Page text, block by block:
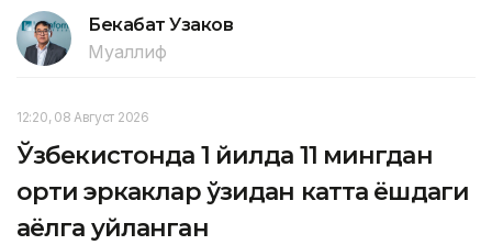
Бекабат Узаков
Муаллиф
12:20, 08 Август 2026
Ўзбекистонда 1 йилда 11 мингдан
ортиқ эркаклар ўзидан катта ёшдаги
аёлга уйланган